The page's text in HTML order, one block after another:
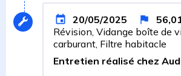
20/05/2025
Révision, Vidange boîte de
carburant, Filtre habitacle
Entretien réalisé chez